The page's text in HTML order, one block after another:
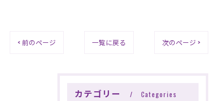
< 前のページ 一覧に戻る 次のページ >
カテゴリー Categories